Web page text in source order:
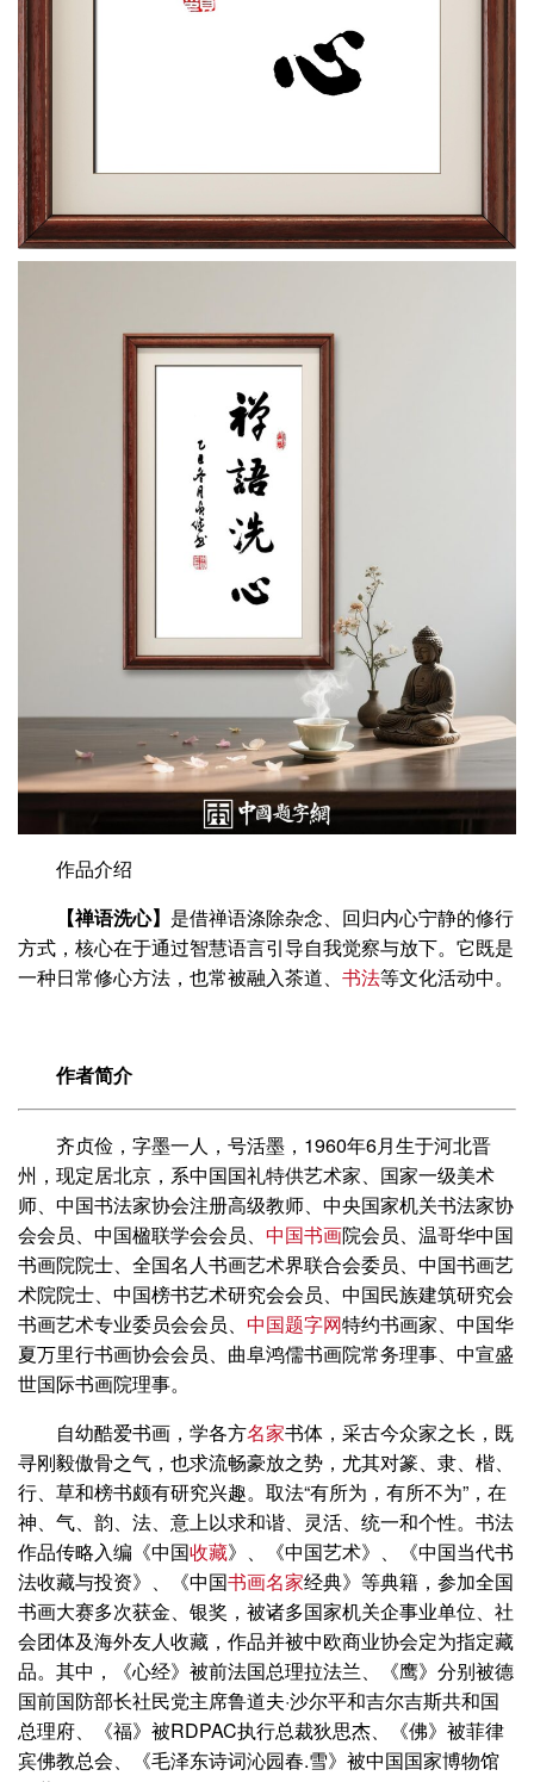
作品介绍
【禅语洗心】 是借禅语涤除杂念、回归内心宁静的修行
方式，核心在于通过智慧语言引导自我觉察与放下。它既是
一种日常修心方法，也常被融入茶道、 书法等文化活动中。
作者简介
齐贞俭，字墨一人，号活墨，1960年6月生于河北晋
州，现定居北京，系中国国礼特供艺术家、国家一级美术
师、中国书法家协会注册高级教师、中央国家机关书法家协
会会员、中国楹联学会会员、 中国书画院会员、温哥华中国
书画院院士、全国名人书画艺术界联合会委员、中国书画艺
术院院士、中国榜书艺术研究会会员、中国民族建筑研究会
书画艺术专业委员会会员、 中国题字网特约书画家、中国华
夏万里行书画协会会员、曲阜鸿儒书画院常务理事、中宣盛
世国际书画院理事。
自幼酷爱书画，学各方名家书体，采古今众家之长，既
寻刚毅傲骨之气，也求流畅豪放之势，尤其对篆、隶、楷、
行、草和榜书颇有研究兴趣。取法“有所为，有所不为”，在
神、气、韵、法、意上以求和谐、灵活、统一和个性。书法
作品传略入编《中国收藏》、《中国艺术》、《中国当代书
法收藏与投资》、《中国书画名家经典》等典籍，参加全国
书画大赛多次获金、银奖，被诸多国家机关企事业单位、社
会团体及海外友人收藏，作品并被中欧商业协会定为指定藏
品。其中，《心经》被前法国总理拉法兰、《鹰》分别被德
国前国防部长社民党主席鲁道夫·沙尔平和吉尔吉斯共和国
总理府、《福》被RDPAC执行总裁狄思杰、《佛》被菲律
宾佛教总会、《毛泽东诗词沁园春.雪》被中国国家博物馆